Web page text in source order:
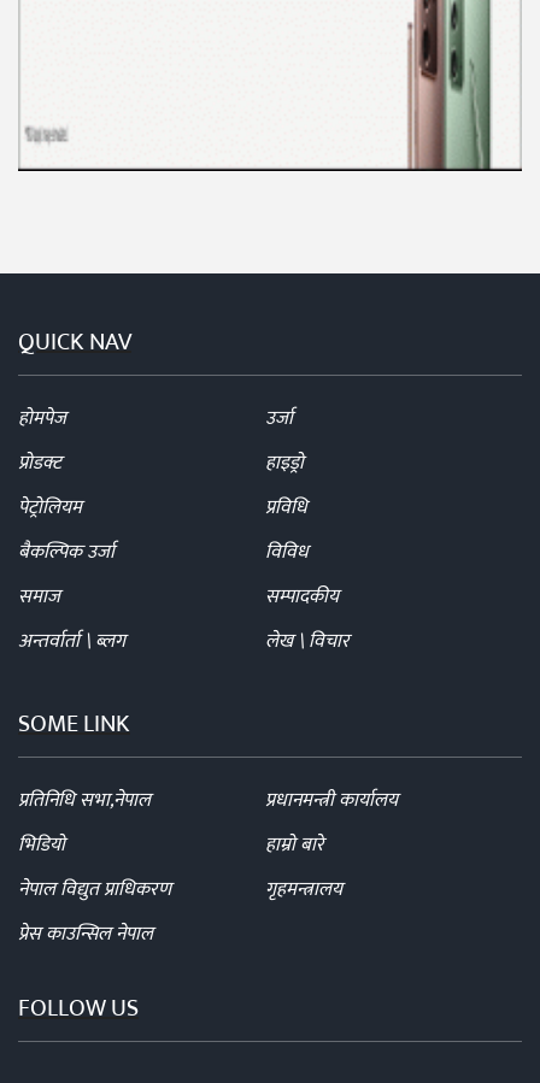
QUICK NAV
होमपेज
उर्जा
प्रोडक्ट
हाइड्रो
पेट्रोलियम
प्रविधि
बैकल्पिक उर्जा
विविध
समाज
सम्पादकीय
अन्तर्वार्ता \ ब्लग
लेख \ विचार
SOME LINK
प्रतिनिधि सभा,नेपाल
प्रधानमन्त्री कार्यालय
भिडियो
हाम्रो बारे
नेपाल विद्युत प्राधिकरण
गृहमन्त्रालय
प्रेस काउन्सिल नेपाल
FOLLOW US